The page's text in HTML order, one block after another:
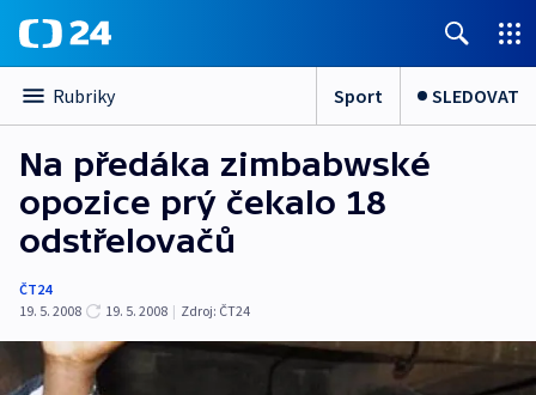
Rubriky Sport SLEDOVAT
Na předáka zimbabwské
opozice prý čekalo 18
odstřelovačů
ČT24
19. 5. 2008
19. 5. 2008 | Zdroj: ČT24